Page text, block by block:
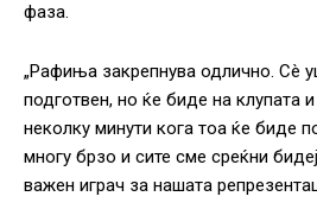
фаза.
„Рафиња закрепнува одлично. Сè
подготвен, но ќе биде на клупата
неколку минути кога тоа ќе биде
многу брзо и сите сме среќни
важен играч за нашата